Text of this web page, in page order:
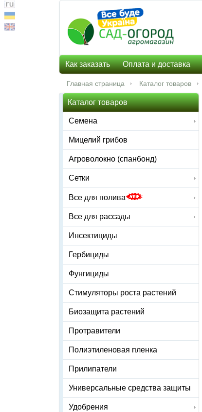
Как заказать Оплата и доставка
Главная страница Каталог товаров
Каталог товаров
Семена
Мицелий грибов
Агроволокно (спанбонд)
Сетки
Все для полива
Все для рассады
Инсектициды
Гербициды
Фунгициды
Стимуляторы роста растений
Биозащита растений
Протравители
Полиэтиленовая пленка
Прилипатели
Универсальные средства защиты
Удобрения